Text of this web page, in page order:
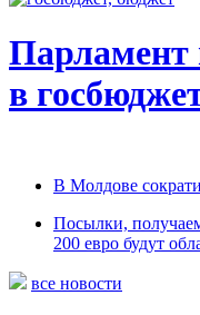
Парламент
в
В Молдове
Посылки,
200 евро будут
все новости